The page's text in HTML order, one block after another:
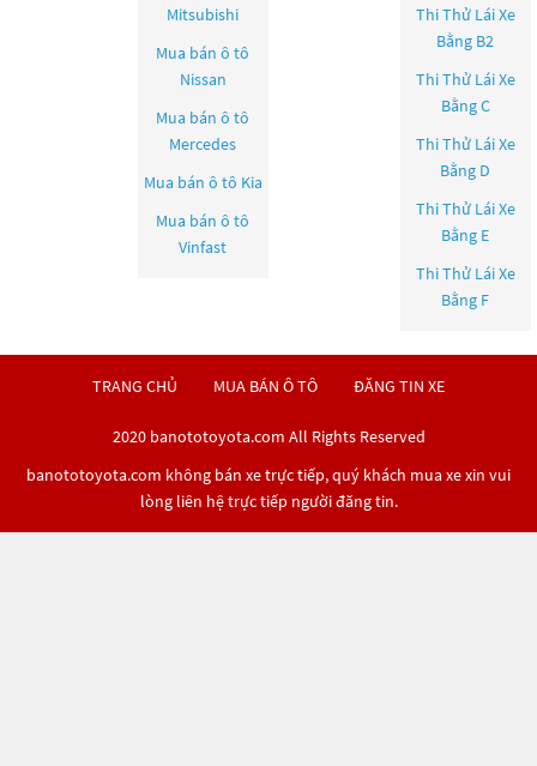
Mitsubishi
Mua bán ô tô
Nissan
Mua bán ô tô
Mercedes
Mua bán ô tô Kia
Mua bán ô tô
Vinfast
Thi Thử Lái Xe
Bằng B2
Thi Thử Lái Xe
Bằng C
Thi Thử Lái Xe
Bằng D
Thi Thử Lái Xe
Bằng E
Thi Thử Lái Xe
Bằng F
TRANG CHỦ MUA BÁN Ô TÔ ĐĂNG TIN XE
2020 banototoyota.com All Rights Reserved
banototoyota.com không bán xe trực tiếp, quý khách mua xe xin vui
lòng liên hệ trực tiếp người đăng tin.